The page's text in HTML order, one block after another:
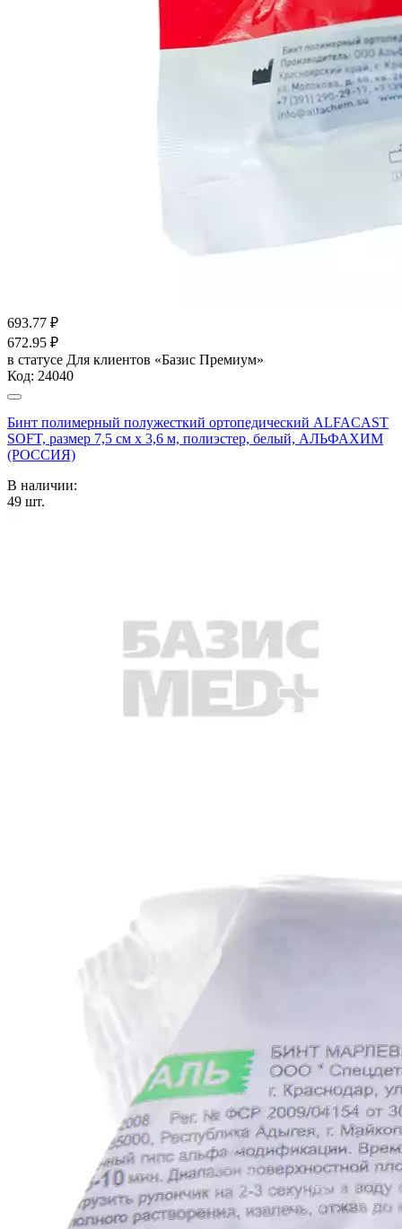
693.77 ₽
672.95 ₽
в статусе Для клиентов «Базис Премиум»
Код: 24040
Бинт полимерный полужесткий ортопедический ALFACAST
SOFT, размер 7,5 см х 3,6 м, полиэстер, белый, АЛЬФАХИМ
(РОССИЯ)
В наличии:
49 шт.